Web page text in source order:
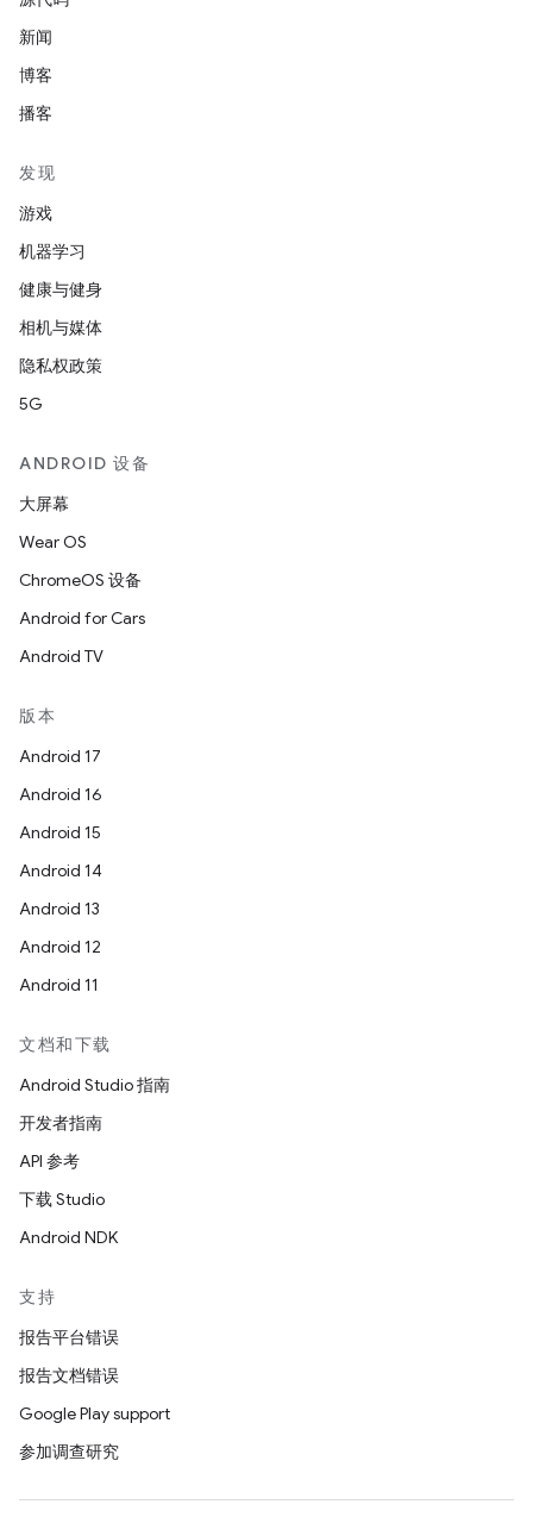
新闻
博客
播客
发现
游戏
机器学习
健康与健身
相机与媒体
隐私权政策
5G
ANDROID 设备
大屏幕
Wear OS
ChromeOS 设备
Android for Cars
Android TV
版本
Android 17
Android 16
Android 15
Android 14
Android 13
Android 12
Android 11
文档和下载
Android Studio 指南
开发者指南
API 参考
下载 Studio
Android NDK
支持
报告平台错误
报告文档错误
Google Play support
参加调查研究